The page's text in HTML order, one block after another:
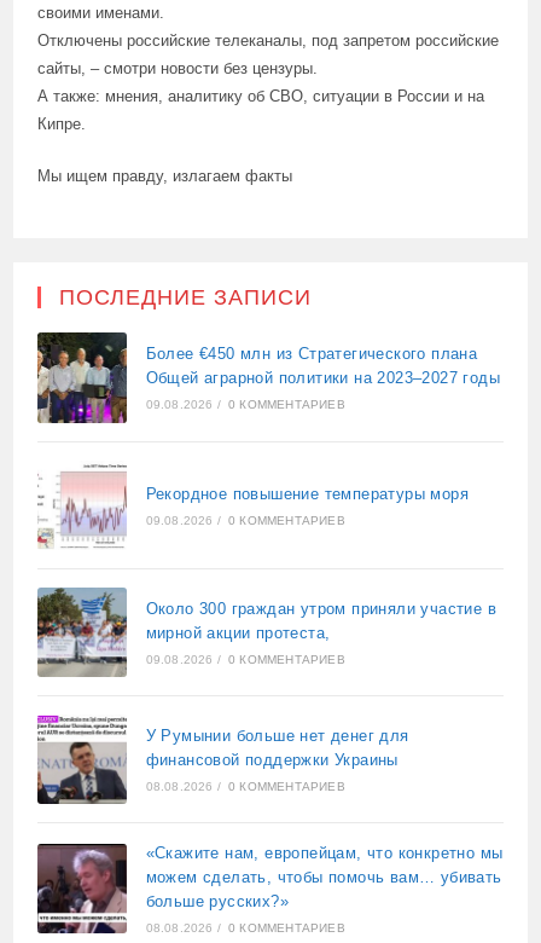
своими именами.
Отключены российские телеканалы, под запретом российские
сайты, – смотри новости без цензуры.
А также: мнения, аналитику об СВО, ситуации в России и на
Кипре.
Мы ищем правду, излагаем факты
ПОСЛЕДНИЕ ЗАПИСИ
Более €450 млн из Стратегического плана
Общей аграрной политики на 2023–2027 годы
09.08.2026 / 0 КОММЕНТАРИЕВ
Рекордное повышение температуры моря
09.08.2026 / 0 КОММЕНТАРИЕВ
Около 300 граждан утром приняли участие в
мирной акции протеста,
09.08.2026 / 0 КОММЕНТАРИЕВ
У Румынии больше нет денег для
финансовой поддержки Украины
08.08.2026 / 0 КОММЕНТАРИЕВ
«Скажите нам, европейцам, что конкретно мы
можем сделать, чтобы помочь вам… убивать
больше русских?»
08.08.2026 / 0 КОММЕНТАРИЕВ